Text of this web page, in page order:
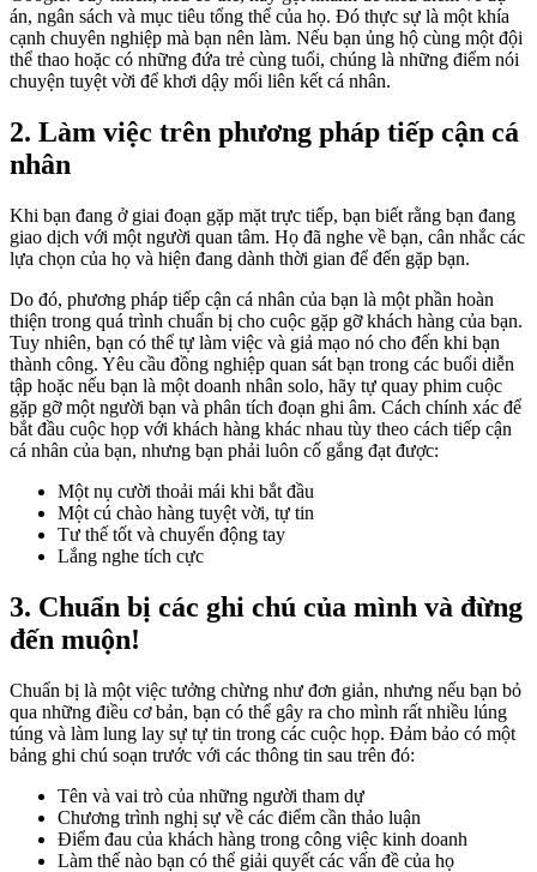
án, ngân sách và mục tiêu tổng thể của họ. Đó thực sự là một khía
cạnh chuyên nghiệp mà bạn nên làm. Nếu bạn ủng hộ cùng một đội
thể thao hoặc có những đứa trẻ cùng tuổi, chúng là những điểm nói
chuyện tuyệt vời để khơi dậy mối liên kết cá nhân.
2. Làm việc trên phương pháp tiếp cận cá
nhân
Khi bạn đang ở giai đoạn gặp mặt trực tiếp, bạn biết rằng bạn đang
giao dịch với một người quan tâm. Họ đã nghe về bạn, cân nhắc các
lựa chọn của họ và hiện đang dành thời gian để đến gặp bạn.
Do đó, phương pháp tiếp cận cá nhân của bạn là một phần hoàn
thiện trong quá trình chuẩn bị cho cuộc gặp gỡ khách hàng của bạn.
Tuy nhiên, bạn có thể tự làm việc và giả mạo nó cho đến khi bạn
thành công. Yêu cầu đồng nghiệp quan sát bạn trong các buổi diễn
tập hoặc nếu bạn là một doanh nhân solo, hãy tự quay phim cuộc
gặp gỡ một người bạn và phân tích đoạn ghi âm. Cách chính xác để
bắt đầu cuộc họp với khách hàng khác nhau tùy theo cách tiếp cận
cá nhân của bạn, nhưng bạn phải luôn cố gắng đạt được:
Một nụ cười thoải mái khi bắt đầu
Một cú chào hàng tuyệt vời, tự tin
Tư thế tốt và chuyển động tay
Lắng nghe tích cực
3. Chuẩn bị các ghi chú của mình và đừng
đến muộn!
Chuẩn bị là một việc tưởng chừng như đơn giản, nhưng nếu bạn bỏ
qua những điều cơ bản, bạn có thể gây ra cho mình rất nhiều lúng
túng và làm lung lay sự tự tin trong các cuộc họp. Đảm bảo có một
bảng ghi chú soạn trước với các thông tin sau trên đó:
Tên và vai trò của những người tham dự
Chương trình nghị sự về các điểm cần thảo luận
Điểm đau của khách hàng trong công việc kinh doanh
Làm thế nào bạn có thể giải quyết các vấn đề của họ